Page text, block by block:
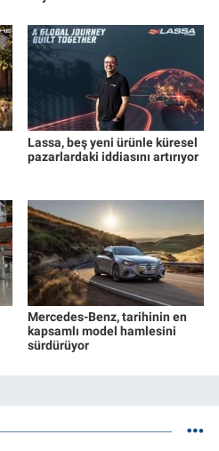
Lassa, beş yeni ürünle küresel
pazarlardaki iddiasını artırıyor
Mercedes-Benz, tarihinin en
kapsamlı model hamlesini
sürdürüyor